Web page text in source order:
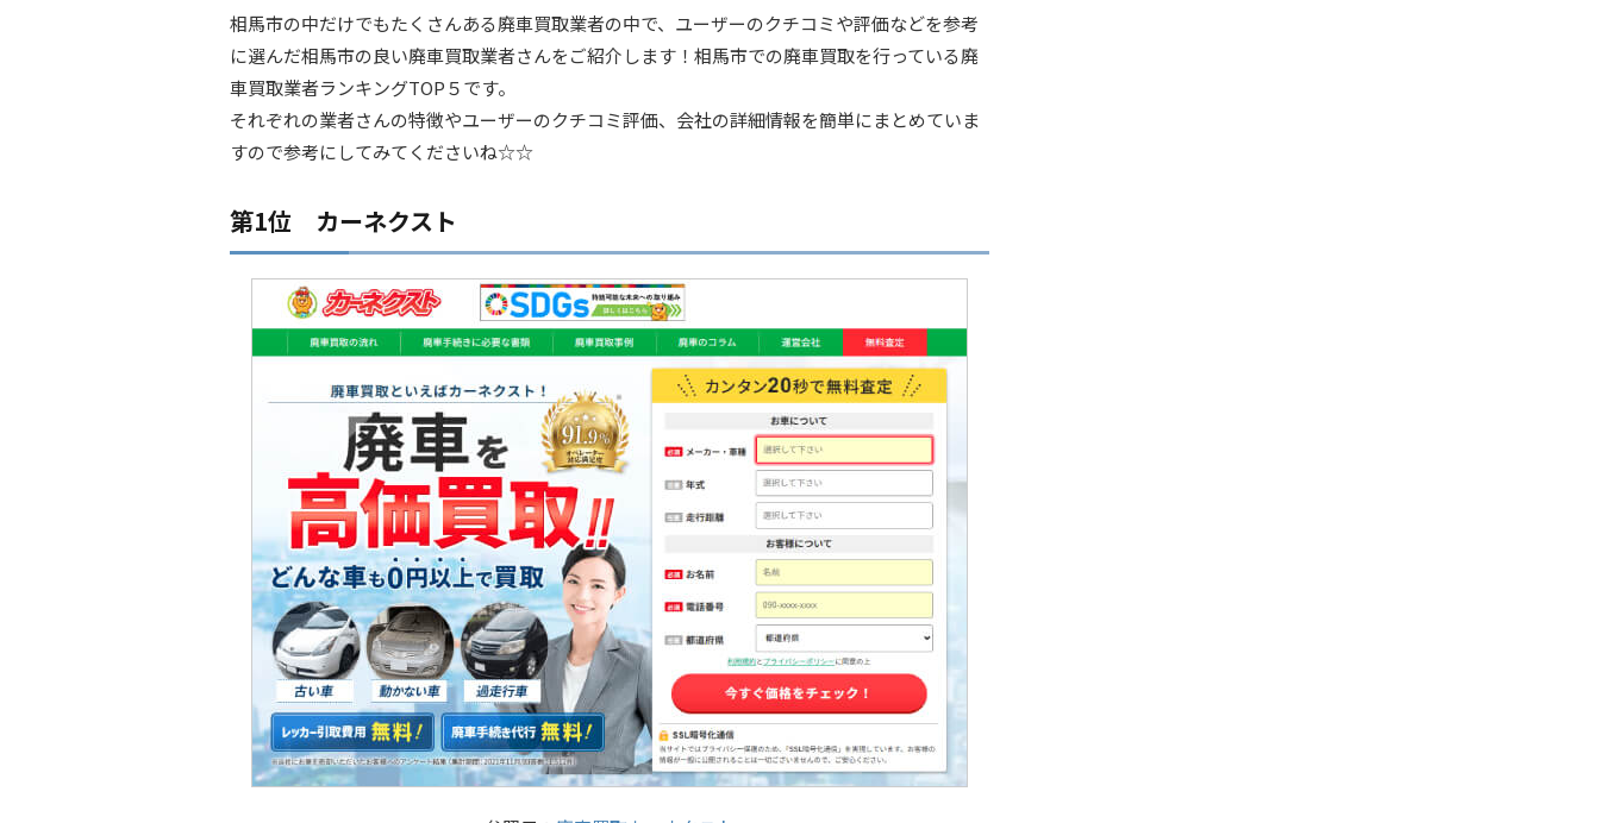
相馬市の中だけでもたくさんある廃車買取業者の中で、ユーザーのクチコミや評価などを参考
に選んだ相馬市の良い廃車買取業者さんをご紹介します！相馬市での廃車買取を行っている廃
車買取業者ランキングTOP５です。
それぞれの業者さんの特徴やユーザーのクチコミ評価、会社の詳細情報を簡単にまとめていま
すので参考にしてみてくださいね☆☆
第1位 カーネクスト